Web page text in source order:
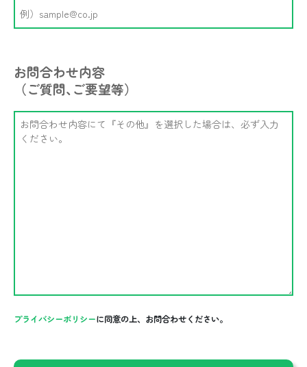
お問合わせ内容
（ご質問､ご要望等）
プライバシーポリシーに同意の上、お問合わせください。